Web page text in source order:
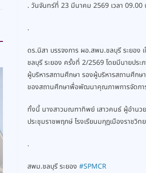
. วันจันทร์ที่ 23 มีนาคม 2569 เวลา 09.00
.
ดร.นิสา บรรจงการ ผอ.สพม.ชลบุรี ระยอง
ชลบุรี ระยอง ครั้งที่ 2/2569 โดยมีนายปร
ผู้บริหารสถานศึกษา รองผู้บริหารสถานศึกษ
ของสถานศึกษาพื่อพัฒนาคุณภาพการจัดกา
ทั้งนี้ นางสาวมณฑาทิพย์ เสาวคนธ์ ผู้อำนว
ประชุมราชพฤกษ์ โรงเรียนมกุฎเมืองราชวิท
.
สพม.ชลบุรี ระยอง #SPMCR